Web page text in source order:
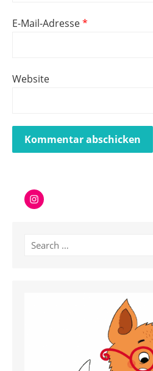
E-Mail-Adresse*
Website
Instagram
Search